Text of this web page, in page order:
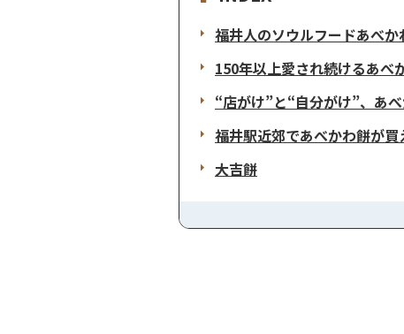
福井人のソウルフードあべ
150年以上愛され続けるあべ
“店がけ”と“自分がけ”、あ
福井駅近郊であべかわ餅が
大吉餅